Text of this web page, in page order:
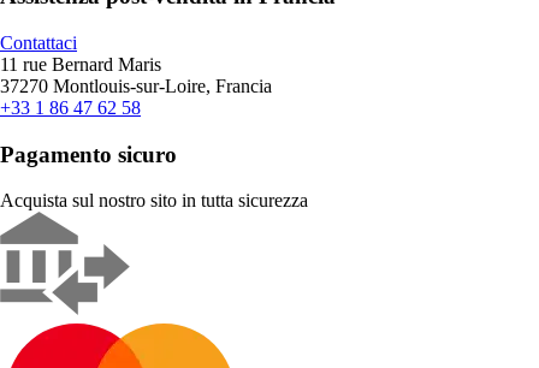
Contattaci
11 rue Bernard Maris
37270 Montlouis-sur-Loire, Francia
+33 1 86 47 62 58
Pagamento sicuro
Acquista sul nostro sito in tutta sicurezza